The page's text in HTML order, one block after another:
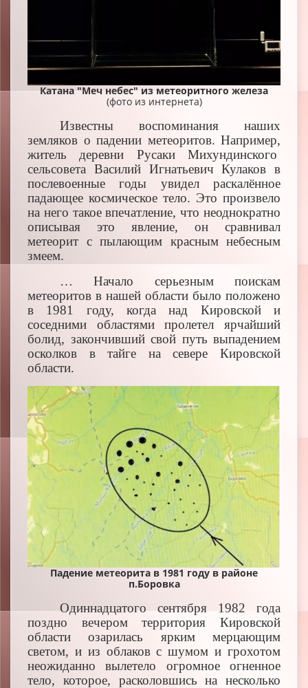
Катана "Меч небес" из метеоритного железа
(фото из интернета)
Известны воспоминания наших
земляков о падении метеоритов. Например,
житель деревни Русаки Михундинского
сельсовета Василий Игнатьевич Кулаков в
послевоенные годы увидел раскалённое
падающее космическое тело. Это произвело
на него такое впечатление, что неоднократно
описывая это явление, он сравнивал
метеорит с пылающим красным небесным
змеем.
… Начало серьезным поискам
метеоритов в нашей области было положено
в 1981 году, когда над Кировской и
соседними областями пролетел ярчайший
болид, закончивший свой путь выпадением
осколков в тайге на севере Кировской
области.
Падение метеорита в 1981 году в районе
п.Боровка
Одиннадцатого сентября 1982 года
поздно вечером территория Кировской
области озарилась ярким мерцающим
светом, и из облаков с шумом и грохотом
неожиданно вылетело огромное огненное
тело, которое, расколовшись на несколько